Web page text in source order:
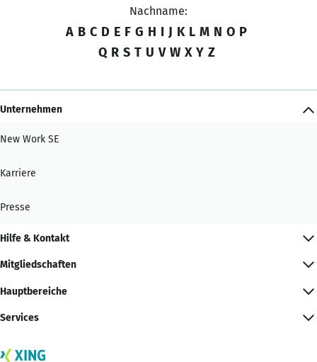
Nachname:
A B C D E F G H I J K L M N O P
Q R S T U V W X Y Z
Unternehmen
New Work SE
Karriere
Presse
Hilfe & Kontakt
Mitgliedschaften
Hauptbereiche
Services